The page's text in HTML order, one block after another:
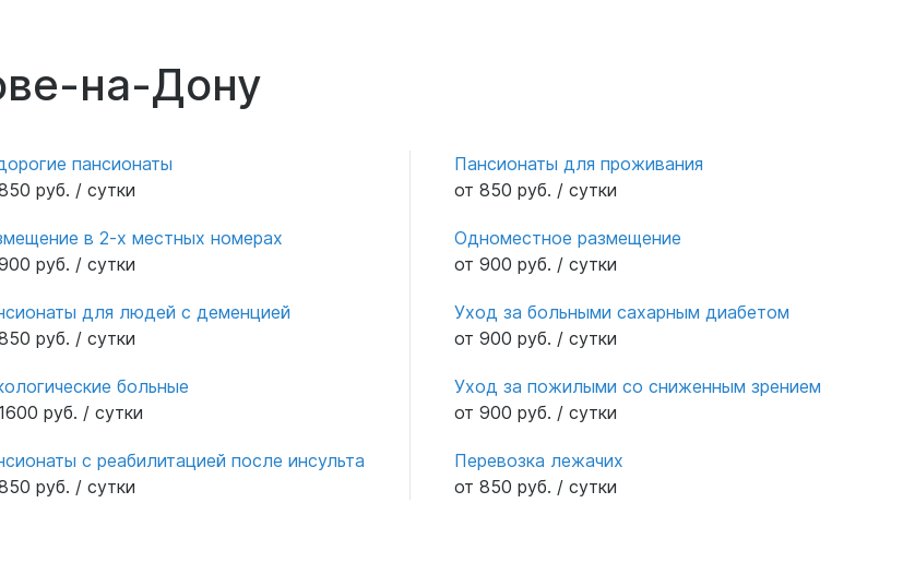
Татьяна , Елена и все сотрудницы
благодарность за ваш труд!
пациентах!
на-Дону
пансионаты
руб. / сутки
в 2-х местных номерах
руб. / сутки
для людей с деменцией
руб. / сутки
больные
руб. / сутки
с реабилитацией после инсульта
руб. / сутки
Пансионаты для проживания
от 850 руб. / сутки
Одноместное размещение
от 900 руб. / сутки
Уход за больными сахарным диабетом
от 900 руб. / сутки
Уход за пожилыми со сниженным зрением
от 900 руб. / сутки
Перевозка лежачих
от 850 руб. / сутки